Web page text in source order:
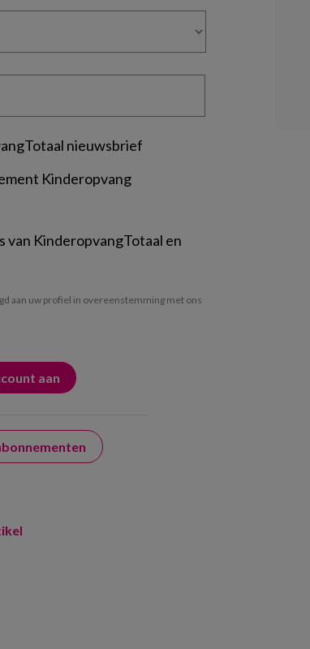
nieuwsbrief
Kinderopvang
van KinderopvangTotaal en
aan uw profiel in overeenstemming met ons